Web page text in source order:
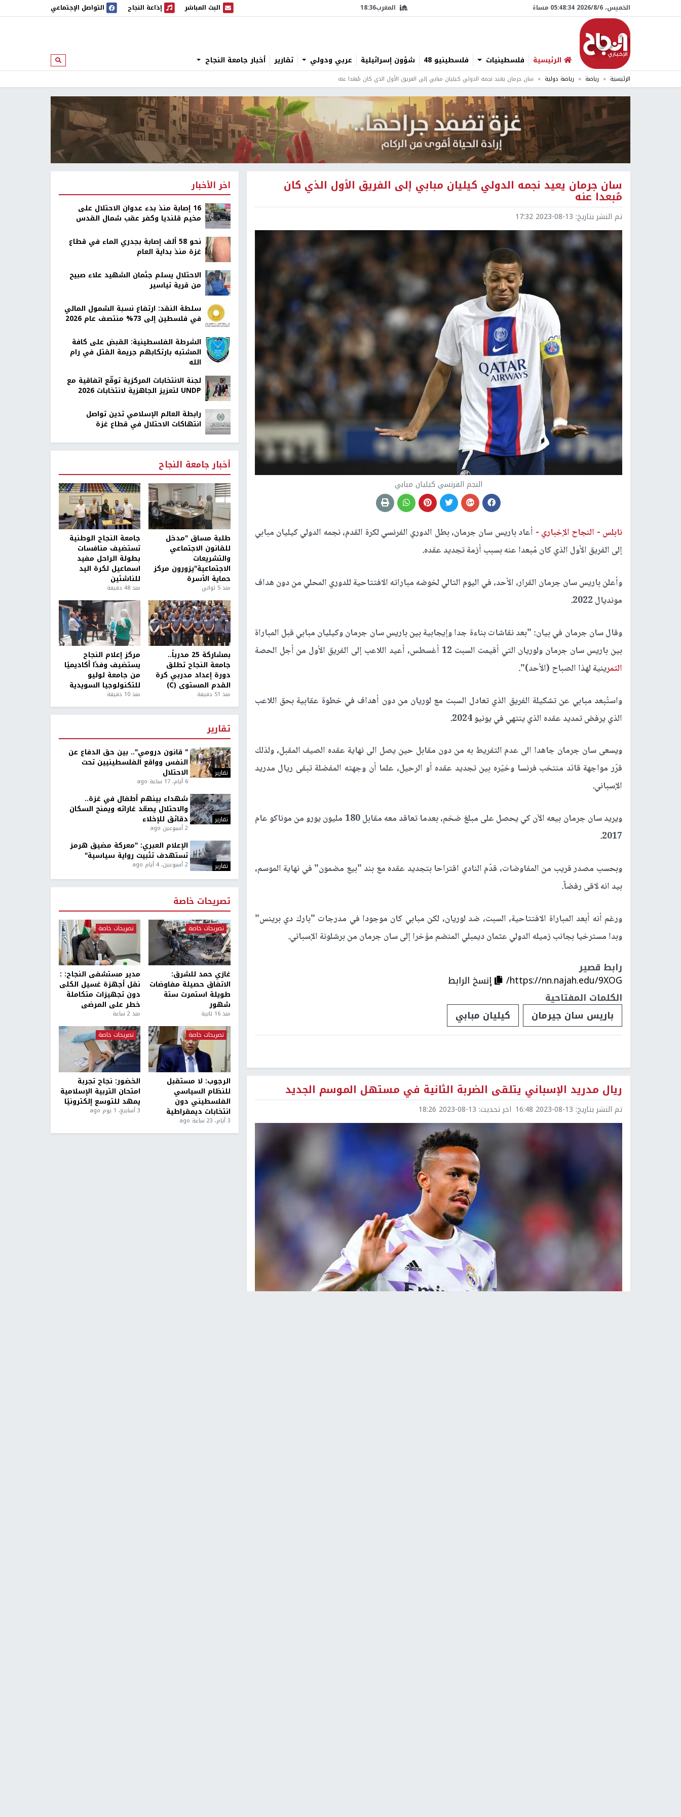
الخميس، 6/‏8/‏2026 05:48:35 مساءً المغرب18:36 البث المباشر
البث المباشر إذاعة النجاح
إذاعة النجاح التواصل الإجتماعي
الرئيسية فلسطينيات فلسطينيو 48 شؤون إسرائيلية عربي ودولي تقارير أخبار جامعة النجاح ابحث
الرئيسية رياضة رياضة دولية سان جرمان يعيد نجمه الدولي كيليان مبابي إلى الفريق الأول الذي كان مُبعدا عنه
سان جرمان يعيد نجمه الدولي كيليان مبابي إلى الفريق الأول الذي كان
مُبعدا عنه
تم النشر بتاريخ: 2023-08-13 17:32
النجم الفرنسي كيليان مبابي
نابلس - النجاح الإخباري - أعاد باريس سان جرمان، بطل الدوري الفرنسي لكرة القدم، نجمه الدولي كيليان مبابي
إلى الفريق الأول الذي كان مُبعدا عنه بسبب أزمة تجديد عقده.
وأعلن باريس سان جرمان القرار، الأحد، في اليوم التالي لخوضه مباراته الافتتاحية للدوري المحلي من دون هداف
مونديال 2022.
وقال سان جرمان في بيان: "بعد نقاشات بناءة جدا وإيجابية بين باريس سان جرمان وكيليان مبابي قبل المباراة
بين باريس سان جرمان ولوريان التي أقيمت السبت 12 أغسطس، أعيد اللاعب إلى الفريق الأول من أجل الحصة
التمرينية لهذا الصباح (الأحد)".
واستُبعد مبابي عن تشكيلة الفريق الذي تعادل السبت مع لوريان من دون أهداف في خطوة عقابية بحق اللاعب
الذي يرفض تمديد عقده الذي ينتهي في يونيو 2024.
ويسعى سان جرمان جاهدا الى عدم التفريط به من دون مقابل حين يصل الى نهاية عقده الصيف المقبل، ولذلك
قرّر مواجهة قائد منتخب فرنسا وخيّره بين تجديد عقده أو الرحيل، علما أن وجهته المفضلة تبقى ريال مدريد
الإسباني.
ويريد سان جرمان بيعه الآن كي يحصل على مبلغ ضخم، بعدما تعاقد معه مقابل 180 مليون يورو من موناكو عام
2017.
وبحسب مصدر قريب من المفاوضات، قدّم النادي اقتراحا بتجديد عقده مع بند "بيع مضمون" في نهاية الموسم،
بيد انه لاقى رفضاً.
ورغم أنه أبعد المباراة الافتتاحية، السبت، ضد لوريان، لكن مبابي كان موجودا في مدرجات "بارك دي برينس"
وبدا مسترخيا بجانب زميله الدولي عثمان ديمبلي المنضم مؤخرا إلى سان جرمان من برشلونة الإسباني.
رابط قصير
https://nn.najah.edu/9XOG/
إنسخ الرابط
الكلمات المفتاحية
باريس سان جيرمان
كيليان مبابي
ريال مدريد الإسباني يتلقى الضربة الثانية في مستهل الموسم الجديد
تم النشر بتاريخ: 2023-08-13 16:48 اخر تحديث: 2023-08-13 18:26
اخر الأخبار
16 إصابة منذ بدء عدوان الاحتلال على
مخيم قلنديا وكفر عقب شمال القدس
نحو 58 ألف إصابة بجدري الماء في قطاع
غزة منذ بداية العام
الاحتلال يسلم جثمان الشهيد علاء صبيح
من قرية تياسير
سلطة النقد: ارتفاع نسبة الشمول المالي
في فلسطين إلى 73% منتصف عام 2026
الشرطة الفلسطينية: القبض على كافة
المشتبه بارتكابهم جريمة القتل في رام
الله
لجنة الانتخابات المركزية توقّع اتفاقية مع
UNDP لتعزيز الجاهزية لانتخابات 2026
رابطة العالم الإسلامي تدين تواصل
انتهاكات الاحتلال في قطاع غزة
أخبار جامعة النجاح
طلبة مساق "مدخل
للقانون الاجتماعي
والتشريعات
الاجتماعية"يزورون مركز
حماية الأسرة
منذ 5 ثواني
جامعة النجاح الوطنية
تستضيف منافسات
بطولة الراحل مفيد
اسماعيل لكرة اليد
للناشئين
منذ 48 دقيقة
بمشاركة 25 مدرباً..
جامعة النجاح تطلق
دورة إعداد مدربي كرة
القدم المستوى (C)
منذ 51 دقيقة
مركز إعلام النجاح
يستضيف وفدًا أكاديميًا
من جامعة لوليو
للتكنولوجيا السويدية
منذ 10 دقيقة
تقارير
تقارير
" قانون درومي".. بين حق الدفاع عن
النفس وواقع الفلسطينيين تحت
الاحتلال
6 أيام، 17 ساعة ago
تقارير
شهداء بينهم أطفال في غزة..
والاحتلال يصعّد غاراته ويمنح السكان
دقائق للإخلاء
2 أسبوعين ago
تقارير
الإعلام العبري: "معركة مضيق هرمز
تستهدف تثبيت رواية سياسية"
2 أسبوعين، 4 أيام ago
تصريحات خاصة
تصريحات خاصة
غازي حمد للشرق:
الاتفاق حصيلة مفاوضات
طويلة استمرت ستة
شهور
منذ 16 ثانية
تصريحات خاصة
مدير مستشفى النجاح: :
نقل أجهزة غسيل الكلى
دون تجهيزات متكاملة
خطر على المرضى
منذ 2 ساعة
تصريحات خاصة
الرجوب: لا مستقبل
للنظام السياسي
الفلسطيني دون
انتخابات ديمقراطية
3 أيام، 23 ساعة ago
تصريحات خاصة
الخضور: نجاح تجربة
امتحان التربية الإسلامية
يمهد للتوسع إلكترونيًا
3 أسابيع، 1 يوم ago